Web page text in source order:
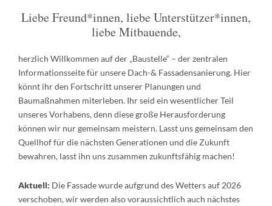
Liebe Freund*innen, liebe Unterstützer*innen,
liebe Mitbauende,
herzlich Willkommen auf der „Baustelle“ – der zentralen
Informationsseite für unsere Dach-& Fassadensanierung. Hier
könnt ihr den Fortschritt unserer Planungen und
Baumaßnahmen miterleben. Ihr seid ein wesentlicher Teil
unseres Vorhabens, denn diese große Herausforderung
können wir nur gemeinsam meistern. Lasst uns gemeinsam den
Quellhof für die nächsten Generationen und die Zukunft
bewahren, lasst ihn uns zusammen zukunftsfähig machen!
Aktuell: Die Fassade wurde aufgrund des Wetters auf 2026
verschoben, wir werden also voraussichtlich auch nächstes